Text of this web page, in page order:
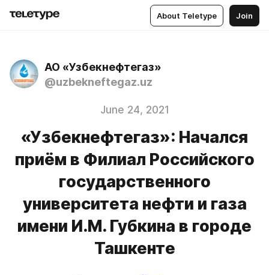
About Teletype Join
АО «Узбекнефтегаз»
@uzbekneftegaz.uz
June 24, 2021
«Узбекнефтегаз»: Начался
приём в Филиал Российского
государственного
университета нефти и газа
имени И.М. Губкина в городе
Ташкенте